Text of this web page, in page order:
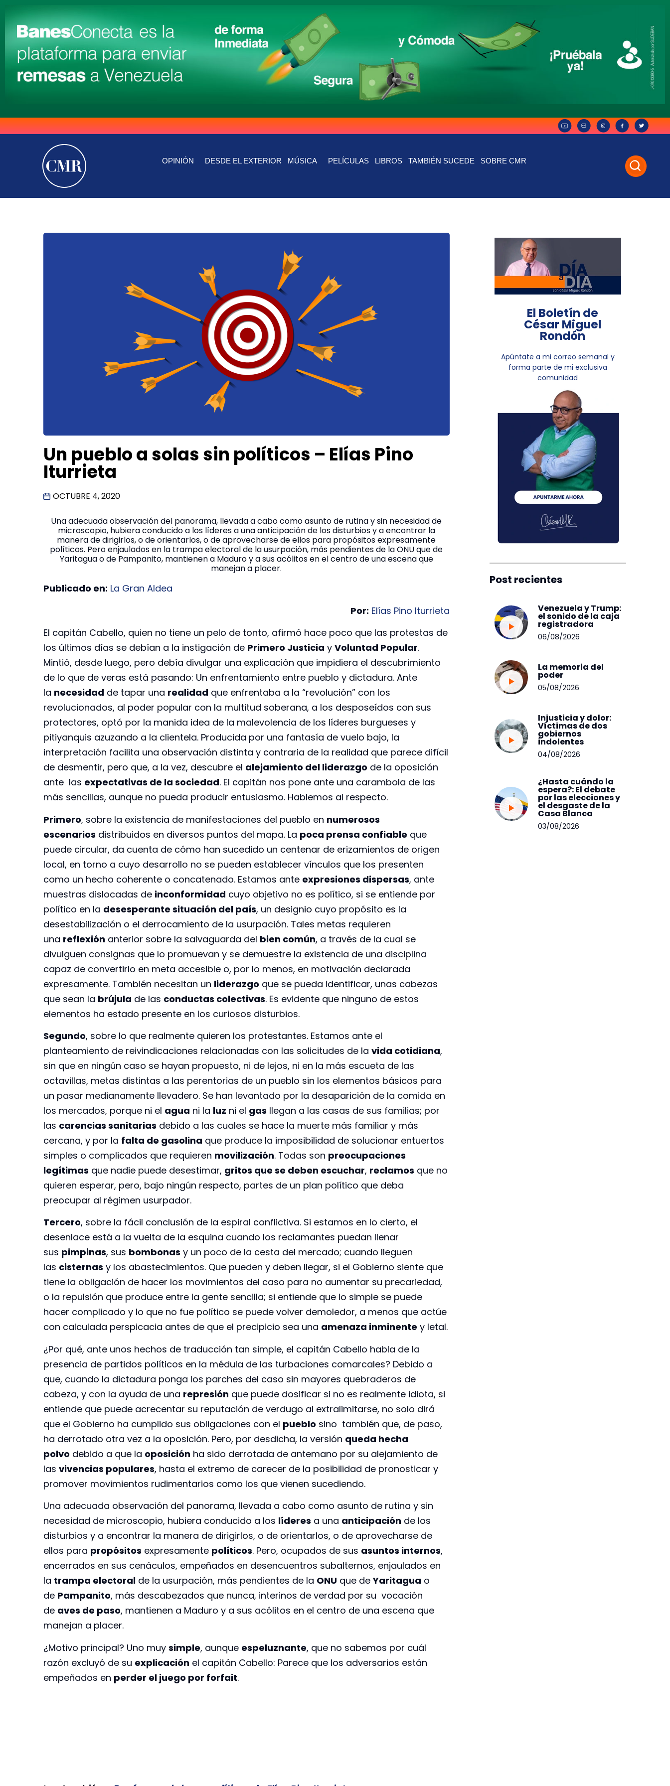
OPINIÓN DESDE EL EXTERIOR MÚSICA PELÍCULAS LIBROS TAMBIÉN SUCEDE SOBRE CMR
Un pueblo a solas sin políticos – Elías Pino
Iturrieta
OCTUBRE 4, 2020
Una adecuada observación del panorama, llevada a cabo como asunto de rutina y sin necesidad de
microscopio, hubiera conducido a los líderes a una anticipación de los disturbios y a encontrar la
manera de dirigirlos, o de orientarlos, o de aprovecharse de ellos para propósitos expresamente
políticos. Pero enjaulados en la trampa electoral de la usurpación, más pendientes de la ONU que de
Yaritagua o de Pampanito, mantienen a Maduro y a sus acólitos en el centro de una escena que
manejan a placer.
Publicado en: La Gran Aldea
Por: Elías Pino Iturrieta
El capitán Cabello, quien no tiene un pelo de tonto, afirmó hace poco que las protestas de
los últimos días se debían a la instigación de Primero Justicia y Voluntad Popular.
Mintió, desde luego, pero debía divulgar una explicación que impidiera el descubrimiento
de lo que de veras está pasando: Un enfrentamiento entre pueblo y dictadura. Ante
la necesidad de tapar una realidad que enfrentaba a la “revolución” con los
revolucionados, al poder popular con la multitud soberana, a los desposeídos con sus
protectores, optó por la manida idea de la malevolencia de los líderes burgueses y
pitiyanquis azuzando a la clientela. Producida por una fantasía de vuelo bajo, la
interpretación facilita una observación distinta y contraria de la realidad que parece difícil
de desmentir, pero que, a la vez, descubre el alejamiento del liderazgo de la oposición
ante las expectativas de la sociedad. El capitán nos pone ante una carambola de las
más sencillas, aunque no pueda producir entusiasmo. Hablemos al respecto.
Primero, sobre la existencia de manifestaciones del pueblo en numerosos
escenarios distribuidos en diversos puntos del mapa. La poca prensa confiable que
puede circular, da cuenta de cómo han sucedido un centenar de erizamientos de origen
local, en torno a cuyo desarrollo no se pueden establecer vínculos que los presenten
como un hecho coherente o concatenado. Estamos ante expresiones dispersas, ante
muestras dislocadas de inconformidad cuyo objetivo no es político, si se entiende por
político en la desesperante situación del país, un designio cuyo propósito es la
desestabilización o el derrocamiento de la usurpación. Tales metas requieren
una reflexión anterior sobre la salvaguarda del bien común, a través de la cual se
divulguen consignas que lo promuevan y se demuestre la existencia de una disciplina
capaz de convertirlo en meta accesible o, por lo menos, en motivación declarada
expresamente. También necesitan un liderazgo que se pueda identificar, unas cabezas
que sean la brújula de las conductas colectivas. Es evidente que ninguno de estos
elementos ha estado presente en los curiosos disturbios.
Segundo, sobre lo que realmente quieren los protestantes. Estamos ante el
planteamiento de reivindicaciones relacionadas con las solicitudes de la vida cotidiana,
sin que en ningún caso se hayan propuesto, ni de lejos, ni en la más escueta de las
octavillas, metas distintas a las perentorias de un pueblo sin los elementos básicos para
un pasar medianamente llevadero. Se han levantado por la desaparición de la comida en
los mercados, porque ni el agua ni la luz ni el gas llegan a las casas de sus familias; por
las carencias sanitarias debido a las cuales se hace la muerte más familiar y más
cercana, y por la falta de gasolina que produce la imposibilidad de solucionar entuertos
simples o complicados que requieren movilización. Todas son preocupaciones
legítimas que nadie puede desestimar, gritos que se deben escuchar, reclamos que no
quieren esperar, pero, bajo ningún respecto, partes de un plan político que deba
preocupar al régimen usurpador.
Tercero, sobre la fácil conclusión de la espiral conflictiva. Si estamos en lo cierto, el
desenlace está a la vuelta de la esquina cuando los reclamantes puedan llenar
sus pimpinas, sus bombonas y un poco de la cesta del mercado; cuando lleguen
las cisternas y los abastecimientos. Que pueden y deben llegar, si el Gobierno siente que
tiene la obligación de hacer los movimientos del caso para no aumentar su precariedad,
o la repulsión que produce entre la gente sencilla; si entiende que lo simple se puede
hacer complicado y lo que no fue político se puede volver demoledor, a menos que actúe
con calculada perspicacia antes de que el precipicio sea una amenaza inminente y letal.
¿Por qué, ante unos hechos de traducción tan simple, el capitán Cabello habla de la
presencia de partidos políticos en la médula de las turbaciones comarcales? Debido a
que, cuando la dictadura ponga los parches del caso sin mayores quebraderos de
cabeza, y con la ayuda de una represión que puede dosificar si no es realmente idiota, si
entiende que puede acrecentar su reputación de verdugo al extralimitarse, no solo dirá
que el Gobierno ha cumplido sus obligaciones con el pueblo sino también que, de paso,
ha derrotado otra vez a la oposición. Pero, por desdicha, la versión queda hecha
polvo debido a que la oposición ha sido derrotada de antemano por su alejamiento de
las vivencias populares, hasta el extremo de carecer de la posibilidad de pronosticar y
promover movimientos rudimentarios como los que vienen sucediendo.
Una adecuada observación del panorama, llevada a cabo como asunto de rutina y sin
necesidad de microscopio, hubiera conducido a los líderes a una anticipación de los
disturbios y a encontrar la manera de dirigirlos, o de orientarlos, o de aprovecharse de
ellos para propósitos expresamente políticos. Pero, ocupados de sus asuntos internos,
encerrados en sus cenáculos, empeñados en desencuentros subalternos, enjaulados en
la trampa electoral de la usurpación, más pendientes de la ONU que deYaritagua o
de Pampanito, más descabezados que nunca, interinos de verdad por su vocación
de aves de paso, mantienen a Maduro y a sus acólitos en el centro de una escena que
manejan a placer.
¿Motivo principal? Uno muy simple, aunque espeluznante, que no sabemos por cuál
razón excluyó de su explicación el capitán Cabello: Parece que los adversarios están
empeñados en perder el juego por forfait.
El Boletín de
César Miguel
Rondón
Apúntate a mi correo semanal y
forma parte de mi exclusiva
comunidad
Post recientes
Venezuela y Trump:
el sonido de la caja
registradora
06/08/2026
La memoria del
poder
05/08/2026
Injusticia y dolor:
Víctimas de dos
gobiernos
indolentes
04/08/2026
¿Hasta cuándo la
espera?: El debate
por las elecciones y
el desgaste de la
Casa Blanca
03/08/2026